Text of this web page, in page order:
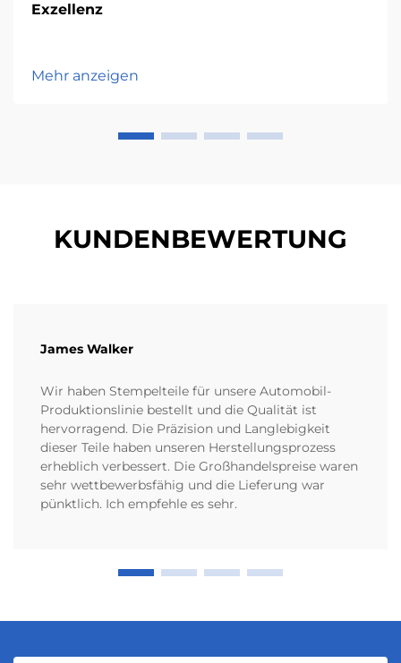
Exzellenz
Mehr anzeigen
KUNDENBEWERTUNG
James Walker
Wir haben Stempelteile für unsere Automobil-
Produktionslinie bestellt und die Qualität ist
hervorragend. Die Präzision und Langlebigkeit
dieser Teile haben unseren Herstellungsprozess
erheblich verbessert. Die Großhandelspreise waren
sehr wettbewerbsfähig und die Lieferung war
pünktlich. Ich empfehle es sehr.